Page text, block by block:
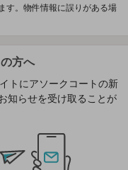
す。物件情報に誤りがある場
方へ
トにアソークコートの新
知らせを受け取ることが